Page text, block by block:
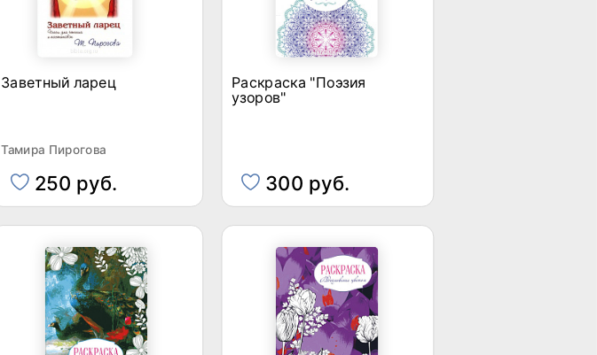
Заветный ларец
Тамира Пирогова
250 руб.
Раскраска "Поэзия
узоров"
300 руб.